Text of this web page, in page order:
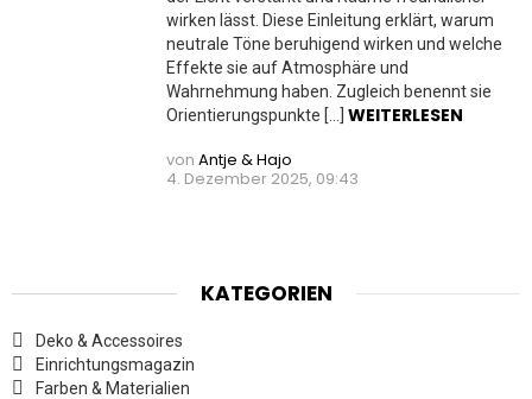
wirken lässt. Diese Einleitung erklärt, warum
neutrale Töne beruhigend wirken und welche
Effekte sie auf Atmosphäre und
Wahrnehmung haben. Zugleich benennt sie
Orientierungspunkte […] WEITERLESEN
von Antje & Hajo
4. Dezember 2025, 09:43
KATEGORIEN
Deko & Accessoires
Einrichtungsmagazin
Farben & Materialien